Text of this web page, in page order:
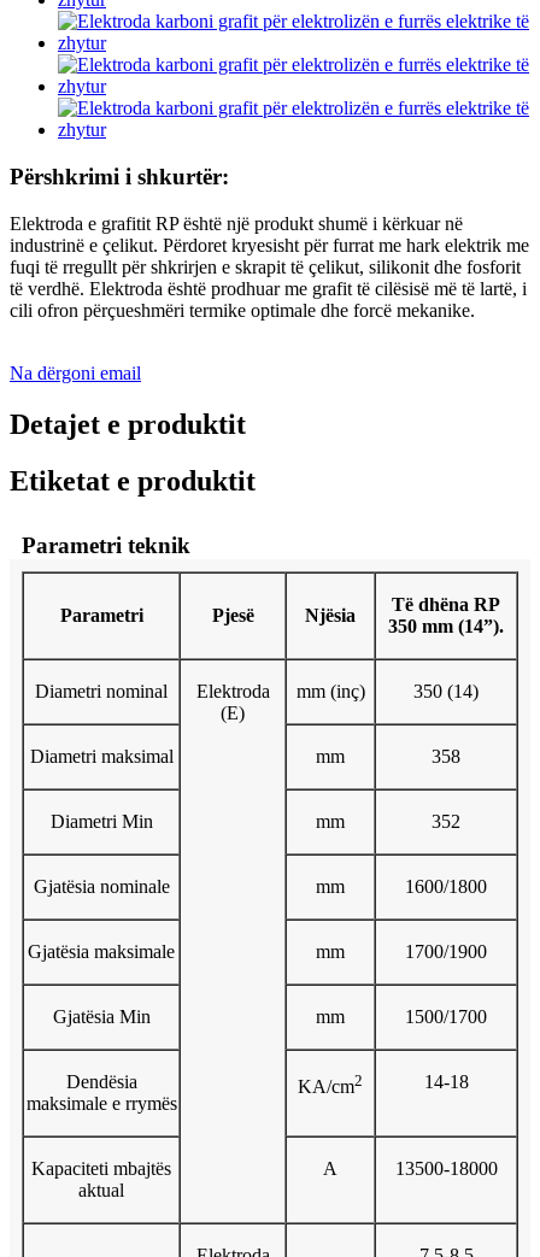
Përshkrimi i shkurtër:
Elektroda e grafitit RP është një produkt shumë i kërkuar në
industrinë e çelikut. Përdoret kryesisht për furrat me hark elektrik me
fuqi të rregullt për shkrirjen e skrapit të çelikut, silikonit dhe fosforit
të verdhë. Elektroda është prodhuar me grafit të cilësisë më të lartë, i
cili ofron përçueshmëri termike optimale dhe forcë mekanike.
Na dërgoni email
Detajet e produktit
Etiketat e produktit
Parametri teknik
Parametri Pjesë Njësia
Të dhëna RP
350 mm (14”).
Diametri nominal
Elektroda
(E)
mm (inç) 350 (14)
Diametri maksimal mm 358
Diametri Min mm 352
Gjatësia nominale mm 1600/1800
Gjatësia maksimale mm 1700/1900
Gjatësia Min mm 1500/1700
Dendësia
maksimale e rrymës
KA/cm2 14-18
Kapaciteti mbajtës
aktual
A 13500-18000